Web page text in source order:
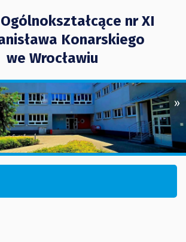
nr XI
Konarskiego
we Wrocławiu
»